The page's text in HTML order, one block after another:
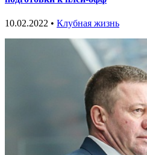
10.02.2022 • Клубная жизнь